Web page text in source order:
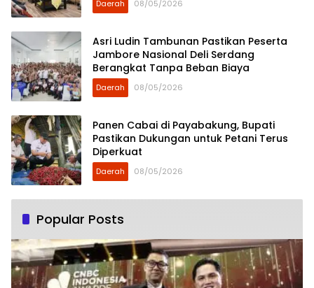
Daerah 08/05/2026
Asri Ludin Tambunan Pastikan Peserta
Jambore Nasional Deli Serdang
Berangkat Tanpa Beban Biaya
Daerah 08/05/2026
Panen Cabai di Payabakung, Bupati
Pastikan Dukungan untuk Petani Terus
Diperkuat
Daerah 08/05/2026
Popular Posts